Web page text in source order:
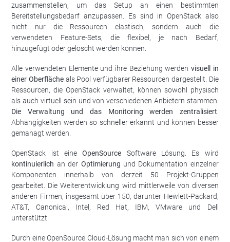
zusammenstellen, um das Setup an einen bestimmten
Bereitstellungsbedarf anzupassen. Es sind in OpenStack also
nicht nur die Ressourcen elastisch, sondern auch die
verwendeten Feature-Sets, die flexibel, je nach Bedarf,
hinzugefügt oder gelöscht werden können.
Alle verwendeten Elemente und ihre Beziehung werden visuell in
einer Oberfläche als Pool verfügbarer Ressourcen dargestellt. Die
Ressourcen, die OpenStack verwaltet, können sowohl physisch
als auch virtuell sein und von verschiedenen Anbietern stammen.
Die Verwaltung und das Monitoring werden zentralisiert
Abhängigkeiten werden so schneller erkannt und können besser
gemanagt werden.
OpenStack ist eineOpenSource Software Lösung. Es wird
kontinuierlich an der Optimierung und Dokumentation einzelner
Komponenten innerhalb von derzeit 50 Projekt-Gruppen
gearbeitet. Die Weiterentwicklung wird mittlerweile von diversen
anderen Firmen, insgesamt über 150, darunter Hewlett-Packard,
AT&T, Canonical, Intel, Red Hat, IBM, VMware und Dell
unterstützt.
Durch eine OpenSource Cloud-Lösung macht man sich von einem